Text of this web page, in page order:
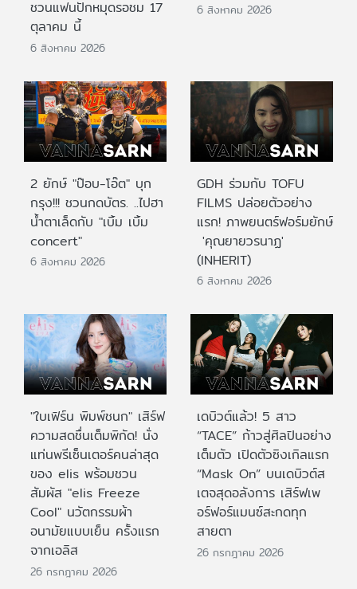
ชวนแฟนปักหมุดรอชม 17
ตุลาคม นี้
6 สิงหาคม 2026
6 สิงหาคม 2026
2 ยักษ์ "ป๊อบ-โอ๊ต" บุก
กรุง!!! ชวนกดบัตร. ..ไปฮา
น้ำตาเล็ดกับ "เบิ้ม เบิ้ม
concert"
6 สิงหาคม 2026
GDH ร่วมกับ TOFU
FILMS ปล่อยตัวอย่าง
แรก! ภาพยนตร์ฟอร์มยักษ์
'คุณยายวรนาฏ'
(INHERIT)
6 สิงหาคม 2026
"ใบเฟิร์น พิมพ์ชนก" เสิร์ฟ
ความสดชื่นเต็มพิกัด! นั่ง
แท่นพรีเซ็นเตอร์คนล่าสุด
ของ elis พร้อมชวน
สัมผัส "elis Freeze
Cool" นวัตกรรมผ้า
อนามัยแบบเย็น ครั้งแรก
จากเอลิส
26 กรกฎาคม 2026
เดบิวต์แล้ว! 5 สาว
“TACE” ก้าวสู่ศิลปินอย่าง
เต็มตัว เปิดตัวซิงเกิลแรก
“Mask On” บนเดบิวต์ส
เตจสุดอลังการ เสิร์ฟเพ
อร์ฟอร์แมนซ์สะกดทุก
สายตา
26 กรกฎาคม 2026